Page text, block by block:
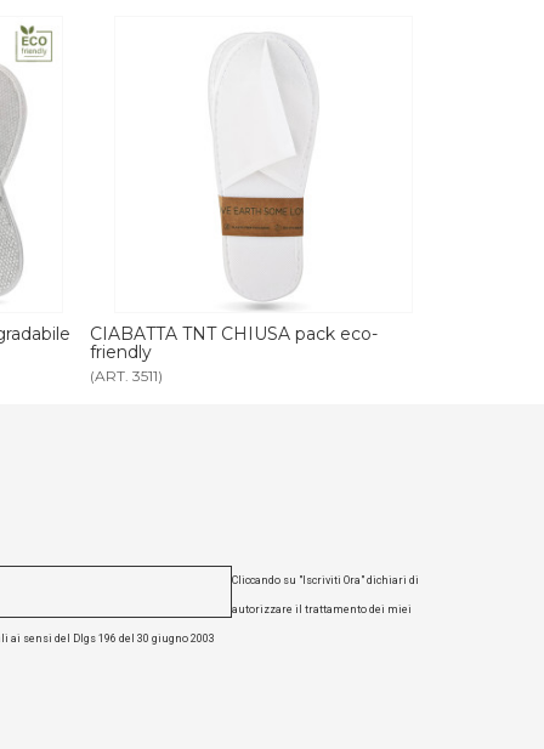
CIABATTA TNT CHIUSA pack eco-
friendly
(ART. 3511)
Cliccando su "Iscriviti Ora" dichiari di
autorizzare il trattamento dei miei
ai sensi del Dlgs 196 del 30 giugno 2003